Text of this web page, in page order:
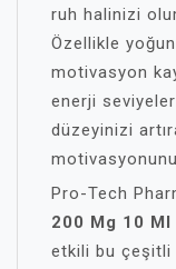
ruh halinizi
Özellikle
motivasyon
enerji
düzeyinizi
Pro-Tech
200 Mg 10 Ml
etkili bu çeşitli